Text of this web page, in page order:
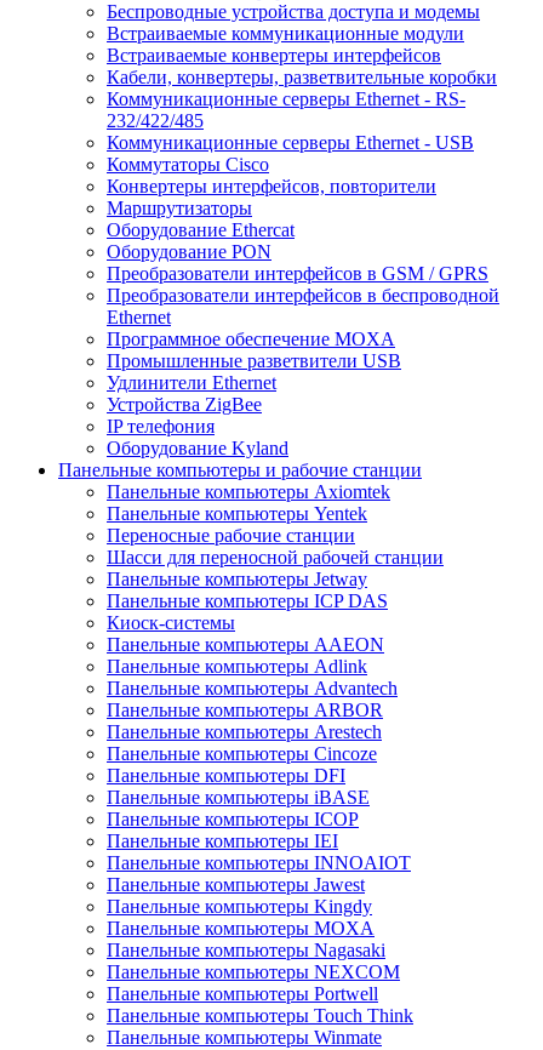
Беспроводные устройства доступа и модемы
Встраиваемые коммуникационные модули
Встраиваемые конвертеры интерфейсов
Кабели, конвертеры, разветвительные коробки
Коммуникационные серверы Ethernet - RS-
232/422/485
Коммуникационные серверы Ethernet - USB
Коммутаторы Cisco
Конвертеры интерфейсов, повторители
Маршрутизаторы
Оборудование Ethercat
Оборудование PON
Преобразователи интерфейсов в GSM / GPRS
Преобразователи интерфейсов в беспроводной
Ethernet
Программное обеспечение MOXA
Промышленные разветвители USB
Удлинители Ethernet
Устройства ZigBee
IP телефония
Оборудование Kyland
Панельные компьютеры и рабочие станции
Панельные компьютеры Axiomtek
Панельные компьютеры Yentek
Переносные рабочие станции
Шасси для переносной рабочей станции
Панельные компьютеры Jetway
Панельные компьютеры ICP DAS
Киоск-системы
Панельные компьютеры AAEON
Панельные компьютеры Adlink
Панельные компьютеры Advantech
Панельные компьютеры ARBOR
Панельные компьютеры Arestech
Панельные компьютеры Cincoze
Панельные компьютеры DFI
Панельные компьютеры iBASE
Панельные компьютеры ICOP
Панельные компьютеры IEI
Панельные компьютеры INNOAIOT
Панельные компьютеры Jawest
Панельные компьютеры Kingdy
Панельные компьютеры MOXA
Панельные компьютеры Nagasaki
Панельные компьютеры NEXCOM
Панельные компьютеры Portwell
Панельные компьютеры Touch Think
Панельные компьютеры Winmate